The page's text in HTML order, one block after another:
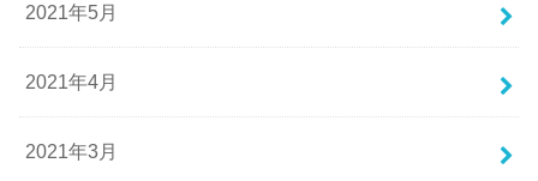
2021年5月
2021年4月
2021年3月